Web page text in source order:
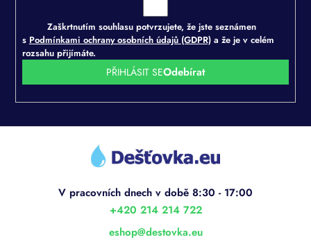
Zaškrtnutím souhlasu potvrzujete, že jste seznámen
s Podmínkami ochrany osobních údajů (GDPR)a že je v celém
rozsahu přijímáte.
PŘIHLÁSIT SE
Z
eshop@destovka.eu
+420 214 214 722